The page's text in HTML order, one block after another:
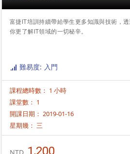
富捷IT培訓持續帶給學生更多知識與技術，
你更了解IT領域的一切秘辛。
難易度: 入門
課程總時數： 1 小時
課堂數： 1
開課日期： 2019-01-16
星期幾： 三
1,200